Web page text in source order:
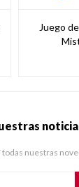
Juego
todas nuestras